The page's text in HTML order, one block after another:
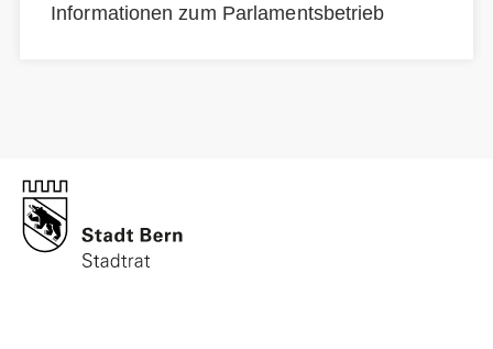
Informationen zum Parlamentsbetrieb